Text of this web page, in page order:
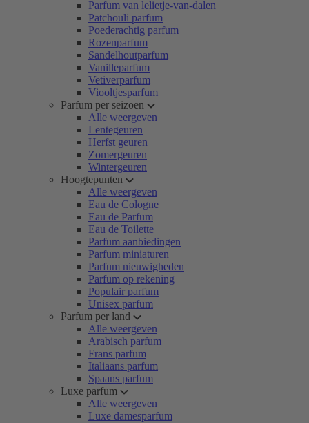
Parfum van lelietje-van-dalen
Patchouli parfum
Poederachtig parfum
Rozenparfum
Sandelhoutparfum
Vanilleparfum
Vetiverparfum
Viooltjesparfum
Parfum per seizoen
Alle weergeven
Lentegeuren
Herfst geuren
Zomergeuren
Wintergeuren
Hoogtepunten
Alle weergeven
Eau de Cologne
Eau de Parfum
Eau de Toilette
Parfum aanbiedingen
Parfum miniaturen
Parfum nieuwigheden
Parfum op rekening
Populair parfum
Unisex parfum
Parfum per land
Alle weergeven
Arabisch parfum
Frans parfum
Italiaans parfum
Spaans parfum
Luxe parfum
Alle weergeven
Luxe damesparfum